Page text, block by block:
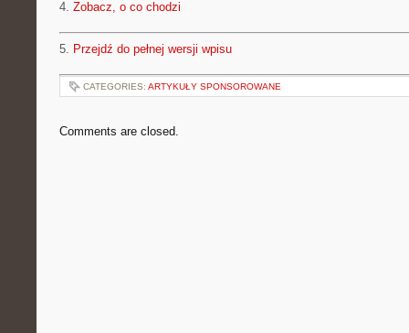
4. Zobacz, o co chodzi
5. Przejdź do pełnej wersji wpisu
CATEGORIES: ARTYKUŁY SPONSOROWANE
Comments are closed.